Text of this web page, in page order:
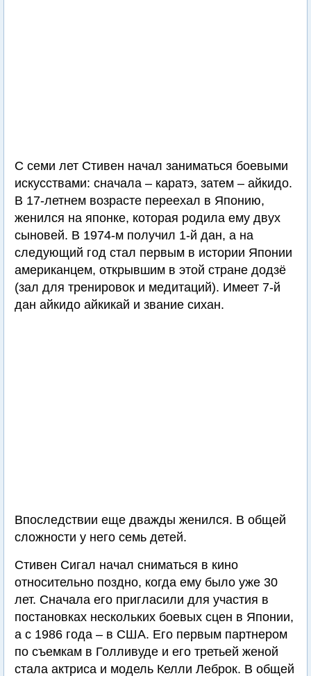
С семи лет Стивен начал заниматься боевыми
искусствами: сначала – каратэ, затем – айкидо.
В 17-летнем возрасте переехал в Японию,
женился на японке, которая родила ему двух
сыновей. В 1974-м получил 1-й дан, а на
следующий год стал первым в истории Японии
американцем, открывшим в этой стране додзё
(зал для тренировок и медитаций). Имеет 7-й
дан айкидо айкикай и звание сихан.
Впоследствии еще дважды женился. В общей
сложности у него семь детей.
Стивен Сигал начал сниматься в кино
относительно поздно, когда ему было уже 30
лет. Сначала его пригласили для участия в
постановках нескольких боевых сцен в Японии,
а с 1986 года – в США. Его первым партнером
по съемкам в Голливуде и его третьей женой
стала актриса и модель Келли Леброк. В общей